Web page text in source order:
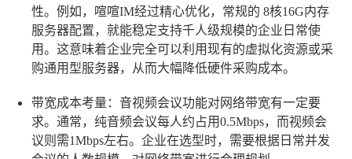
性。例如，喧喧IM经过精心优化，常规的 8核16G内存
服务器配置，就能稳定支持千人级规模的企业日常使
用。这意味着企业完全可以利用现有的虚拟化资源或采
购通用型服务器，从而大幅降低硬件采购成本。
带宽成本考量 ：音视频会议功能对网络带宽有一定要
求。通常，纯音频会议每人约占用0.5Mbps，而视频会
议则需1Mbps左右。企业在选型时，需要根据日常并发